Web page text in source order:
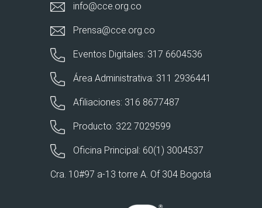
info@cce.org.co
Prensa@cce.org.co
Eventos Digitales: 317 6604536
Área Administrativa: 311 2936441
Afiliaciones: 316 8677487
Producto: 322 7029599
Oficina Principal: 60(1) 3004537
Cra. 10#97 a-13 torre A. Of 304 Bogotá